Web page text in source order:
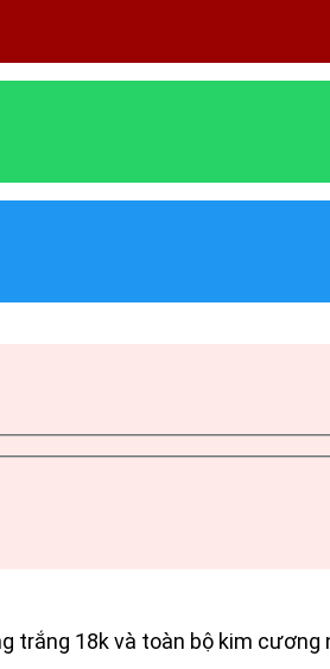
18k và toàn bộ kim